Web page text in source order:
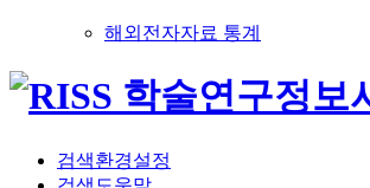
해외전자자료 통계
검색환경설정